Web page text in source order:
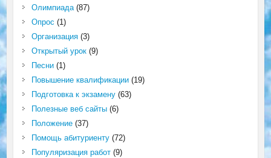
Олимпиада(87)
Опрос (1)
Организация(3)
Открытый урок(9)
Песни(1)
Повышение квалификации(19)
Подготовка к экзамену(63)
Полезные веб сайты(6)
Положение(37)
Помощь абитуриенту(72)
Популяризация работ(9)